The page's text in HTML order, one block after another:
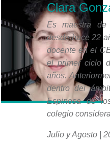
Clara
Es maestra de
desde hace 22
docente en el
el primer ciclo
años.
dentro del
Espinosa de
colegio
Julio y Agosto |